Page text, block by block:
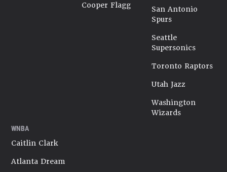
Cooper Flagg
San Antonio
Spurs
Seattle
Supersonics
Toronto Raptors
Utah Jazz
Washington
Wizards
WNBA
Caitlin Clark
Atlanta Dream